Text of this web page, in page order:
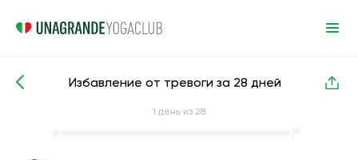
Интенсивные курсы йоги Антистресс
Избавление от тревоги за 28 дней
1 день из 28